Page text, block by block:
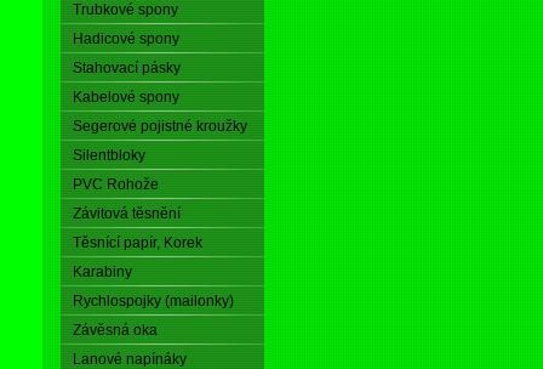
Trubkové spony
Hadicové spony
Stahovací pásky
Kabelové spony
Segerové pojistné kroužky
Silentbloky
PVC Rohože
Závitová těsnění
Těsnící papír, Korek
Karabiny
Rychlospojky (mailonky)
Závěsná oka
Lanové napínáky